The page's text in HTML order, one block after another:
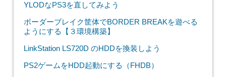
YLODなPS3を直してみよう
ボーダーブレイク筐体でBORDER BREAKを遊べる
ようにする【３環境構築】
LinkStation LS720D のHDDを換装しよう
PS2ゲームをHDD起動にする（FHDB）